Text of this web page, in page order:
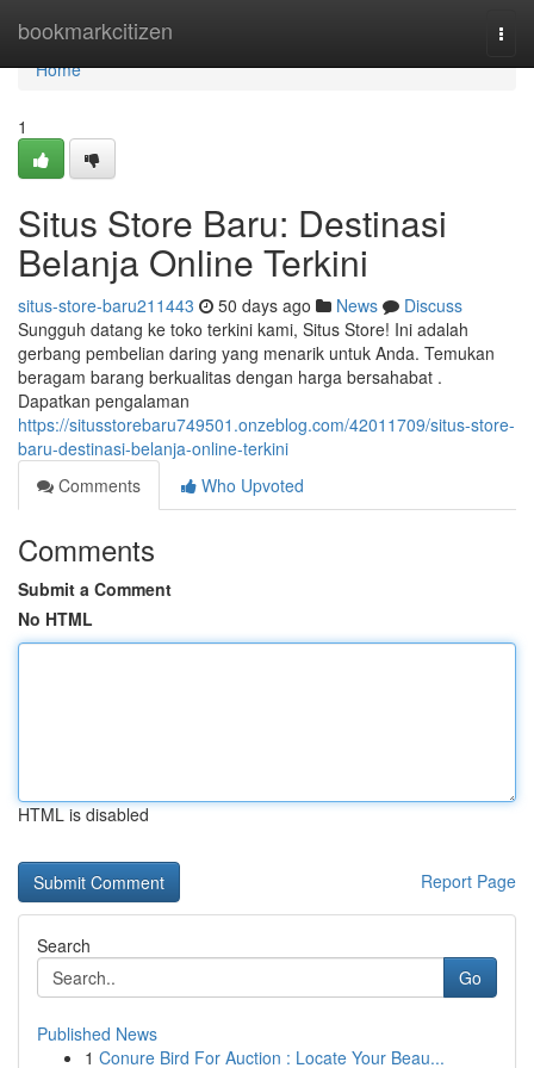
bookmarkcitizen
Home
Home
1
Situs Store Baru: Destinasi
Belanja Online Terkini
situs-store-baru211443 50 days ago News
Discuss
Sungguh datang ke toko terkini kami, Situs Store! Ini adalah
gerbang pembelian daring yang menarik untuk Anda. Temukan
beragam barang berkualitas dengan harga bersahabat .
Dapatkan pengalaman
https://situsstorebaru749501.onzeblog.com/42011709/situs-store-
baru-destinasi-belanja-online-terkini
Comments
Who Upvoted
Comments
Submit a Comment
No HTML
HTML is disabled
Report Page
Search
Go
Published News
1 Conure Bird For Auction : Locate Your Beau...